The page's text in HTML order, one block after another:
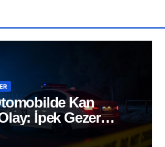
Kan
İpek Gezer
Ömer O. Ağır